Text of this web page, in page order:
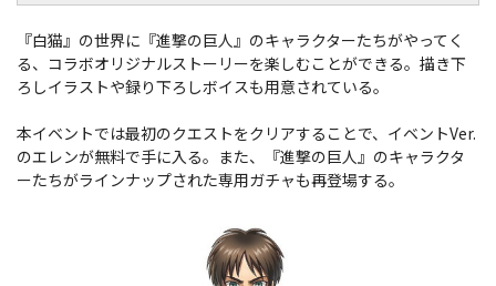
『白猫』の世界に『進撃の巨人』のキャラクターたちがやってく
る、コラボオリジナルストーリーを楽しむことができる。描き下
ろしイラストや録り下ろしボイスも用意されている。
本イベントでは最初のクエストをクリアすることで、イベントVer.
のエレンが無料で手に入る。また、『進撃の巨人』のキャラクタ
ーたちがラインナップされた専用ガチャも再登場する。